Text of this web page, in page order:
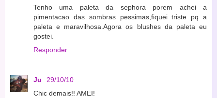
Tenho uma paleta da sephora porem achei a
pimentacao das sombras pessimas,fiquei triste pq a
paleta e maravilhosa.Agora os blushes da paleta eu
gostei.
Responder
Ju
29/10/10
Chic demais!! AMEI!